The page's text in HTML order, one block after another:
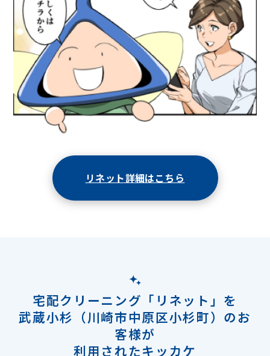
リネット詳細はこちら
宅配クリーニング「リネット」を
武蔵小杉（川崎市中原区小杉町）のお
客様が
利用されたキッカケ